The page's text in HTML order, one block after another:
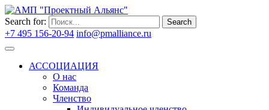
Search for: Search
+7 495 156-20-94 info@pmalliance.ru
АССОЦИАЦИЯ
О нас
Команда
Членство